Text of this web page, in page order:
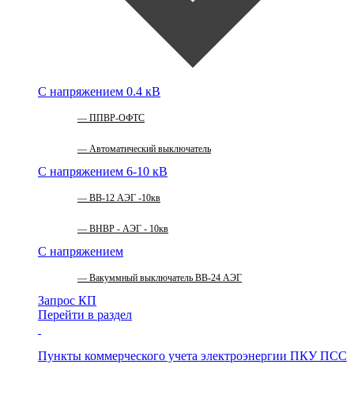
С напряжением 0.4 кВ
ППВР-ОФТС
Автоматический выключатель
С напряжением 6-10 кВ
ВВ-12 АЭГ -10кв
ВНВР - АЭГ - 10кв
С напряжением
Вакуммный выключатель ВВ-24 АЭГ
Запрос КП
Перейти в раздел
Пункты коммерческого учета электроэнергии ПКУ ПСС